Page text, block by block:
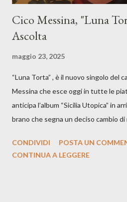
Cico Messina, "Luna
Ascolta
maggio 23, 2025
“Luna Torta” , è il nuovo singolo del
Messina che esce oggi in tutte le
anticipa l’album “Sicilia Utopica” in
brano che segna un deciso cambio
testo ibrido tra italiano e siciliano, e
CONDIVIDI
POSTA UN
CONTINUA A LEGGERE